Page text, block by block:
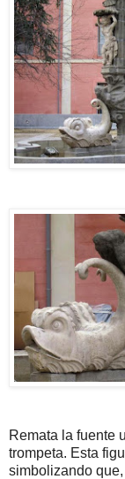
Remata la fuente
trompeta. Esta
simbolizando